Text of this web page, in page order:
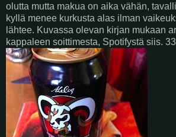
olutta mutta makua on aika vähän,
kyllä menee kurkusta alas ilman
lähtee. Kuvassa olevan kirjan mukaan
kappaleen soittimesta, Spotifystä siis.